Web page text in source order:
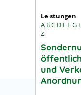
Leistungen
A BC D E FG
Z
und